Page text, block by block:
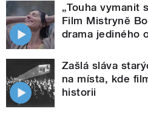
„Touha vymanit
Film Mistryně
drama jediného
Zašlá sláva
na místa, kde
historii